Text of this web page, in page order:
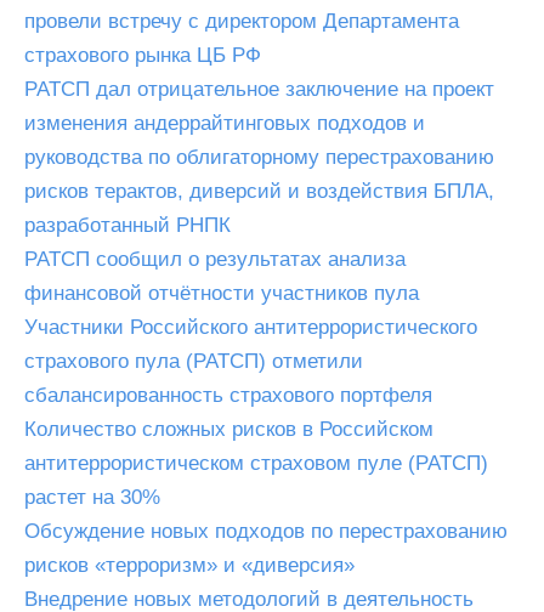
провели встречу с директором Департамента
страхового рынка ЦБ РФ
РАТСП дал отрицательное заключение на проект
изменения андеррайтинговых подходов и
руководства по облигаторному перестрахованию
рисков терактов, диверсий и воздействия БПЛА,
разработанный РНПК
РАТСП сообщил о результатах анализа
финансовой отчётности участников пула
Участники Российского антитеррористического
страхового пула (РАТСП) отметили
сбалансированность страхового портфеля
Количество сложных рисков в Российском
антитеррористическом страховом пуле (РАТСП)
растет на 30%
Обсуждение новых подходов по перестрахованию
рисков «терроризм» и «диверсия»
Внедрение новых методологий в деятельность